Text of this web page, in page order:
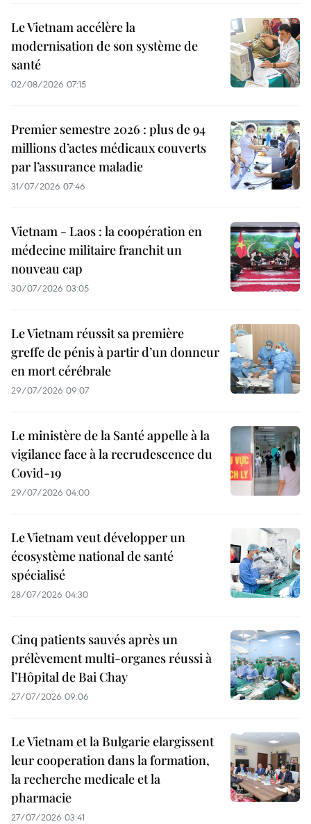
Le Vietnam accélère la
modernisation de son système de
santé
02/08/2026 07:15
Premier semestre 2026 : plus de 94
millions d’actes médicaux couverts
par l’assurance maladie
31/07/2026 07:46
Vietnam - Laos : la coopération en
médecine militaire franchit un
nouveau cap
30/07/2026 03:05
Le Vietnam réussit sa première
greffe de pénis à partir d’un donneur
en mort cérébrale
29/07/2026 09:07
Le ministère de la Santé appelle à la
vigilance face à la recrudescence du
Covid-19
29/07/2026 04:00
Le Vietnam veut développer un
écosystème national de santé
spécialisé
28/07/2026 04:30
Cinq patients sauvés après un
prélèvement multi-organes réussi à
l’Hôpital de Bai Chay
27/07/2026 09:06
Le Vietnam et la Bulgarie elargissent
leur cooperation dans la formation,
la recherche medicale et la
pharmacie
27/07/2026 03:41